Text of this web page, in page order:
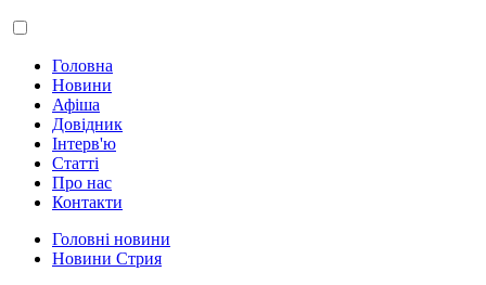
Головна
Новини
Афіша
Довідник
Інтерв'ю
Статті
Про нас
Контакти
Головні новини
Новини Стрия